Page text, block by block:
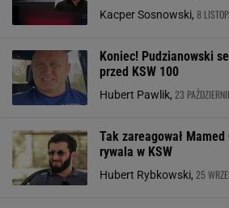
Kacper Sosnowski, 8
Koniec! Pudzianowski
przed KSW 100
Hubert Pawlik, 23
Tak zareagował
rywala w KSW
Hubert Rybkowski, 25